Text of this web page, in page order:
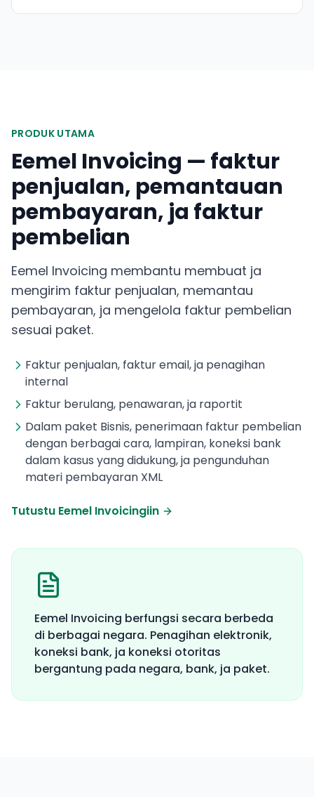
PRODUK UTAMA
Eemel Invoicing — faktur
penjualan, pemantauan
pembayaran, ja faktur
pembelian
Eemel Invoicing membantu membuat ja
mengirim faktur penjualan, memantau
pembayaran, ja mengelola faktur pembelian
sesuai paket.
Faktur penjualan, faktur email, ja penagihan
internal
Faktur berulang, penawaran, ja raportit
Dalam paket Bisnis, penerimaan faktur pembelian
dengan berbagai cara, lampiran, koneksi bank
dalam kasus yang didukung, ja pengunduhan
materi pembayaran XML
Tutustu Eemel Invoicingiin
Eemel Invoicing berfungsi secara berbeda
di berbagai negara. Penagihan elektronik,
koneksi bank, ja koneksi otoritas
bergantung pada negara, bank, ja paket.